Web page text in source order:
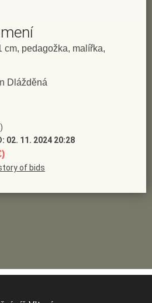
cm, pedagožka, malířka,
Dlážděná
02. 11. 2024 20:28
of bids